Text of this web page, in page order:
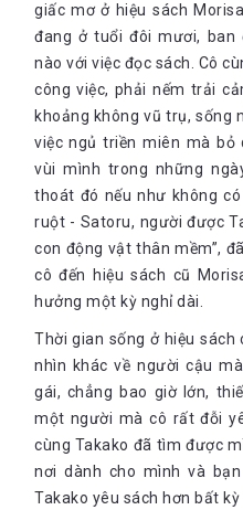
giấc mơ ở hiệu sách
đang ở tuổi đôi mươi, ban
nào với việc đọc sách. Cô
công việc, phải nếm trải
khoảng không vũ trụ, sống
việc ngủ triền miên mà bỏ
vùi mình trong những
thoát đó nếu như không
ruột - Satoru, người được
con động vật thân mềm”,
cô đến hiệu sách cũ
hưởng một kỳ nghỉ dài.
Thời gian sống ở hiệu sách
nhìn khác về người cậu
gái, chẳng bao giờ lớn,
một người mà cô rất đỗi
cùng Takako đã tìm được
nơi dành cho mình và
Takako yêu sách hơn bất